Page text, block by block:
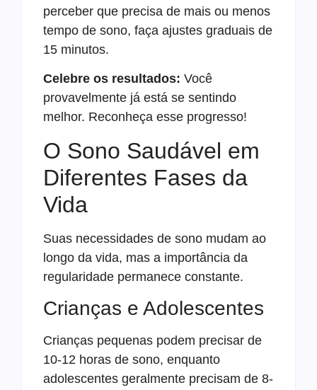
perceber que precisa de mais ou menos
tempo de sono, faça ajustes graduais de
15 minutos.
Celebre os resultados: Você
provavelmente já está se sentindo
melhor. Reconheça esse progresso!
O Sono Saudável em
Diferentes Fases da
Vida
Suas necessidades de sono mudam ao
longo da vida, mas a importância da
regularidade permanece constante.
Crianças e Adolescentes
Crianças pequenas podem precisar de
10-12 horas de sono, enquanto
adolescentes geralmente precisam de 8-